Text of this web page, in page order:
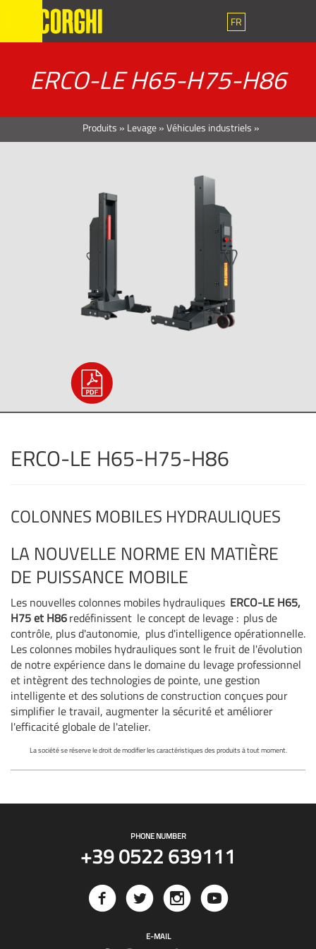
FR
ERCO-LE H65-H75-H86
Produits » Levage»Véhicules industriels »
ERCO-LE H65-H75-H86
COLONNES MOBILES HYDRAULIQUES
LA NOUVELLE NORME EN MATIÈRE
DE PUISSANCE MOBILE
Les nouvelles colonnes mobiles hydrauliques ERCO-LE H65,
H75 et H86redéfinissent le concept de levage : plus de
contrôle, plus d'autonomie, plus d'intelligence opérationnelle.
Les colonnes mobiles hydrauliques sont le fruit de l'évolution
de notre expérience dans le domaine du levage professionnel
et intègrent des technologies de pointe, une gestion
intelligente et des solutions de construction conçues pour
simplifier le travail, augmenter la sécurité et améliorer
l'efficacité globale de l'atelier.
La société se réserve le droit de modifier les caractéristiques des produits á tout moment.
PHONE NUMBER
+39 0522 639111
E-MAIL